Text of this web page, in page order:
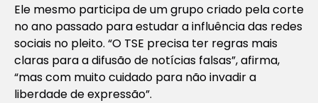
Ele mesmo participa de um grupo criado pela corte
no ano passado para estudar a influência das redes
sociais no pleito. “O TSE precisa ter regras mais
claras para a difusão de notícias falsas”, afirma,
“mas com muito cuidado para não invadir a
liberdade de expressão”.